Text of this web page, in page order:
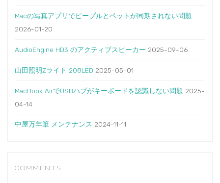
Macの写真アプリでピープルとペットが同期されない問題
2026-01-20
AudioEngine HD3 のアクティブスピーカー 2025-09-06
山田照明Zライト 208LED 2025-05-01
MacBook AirでUSBハブがキーボードを認識しない問題 2025-
04-14
中屋万年筆 メンテナンス 2024-11-11
COMMENTS